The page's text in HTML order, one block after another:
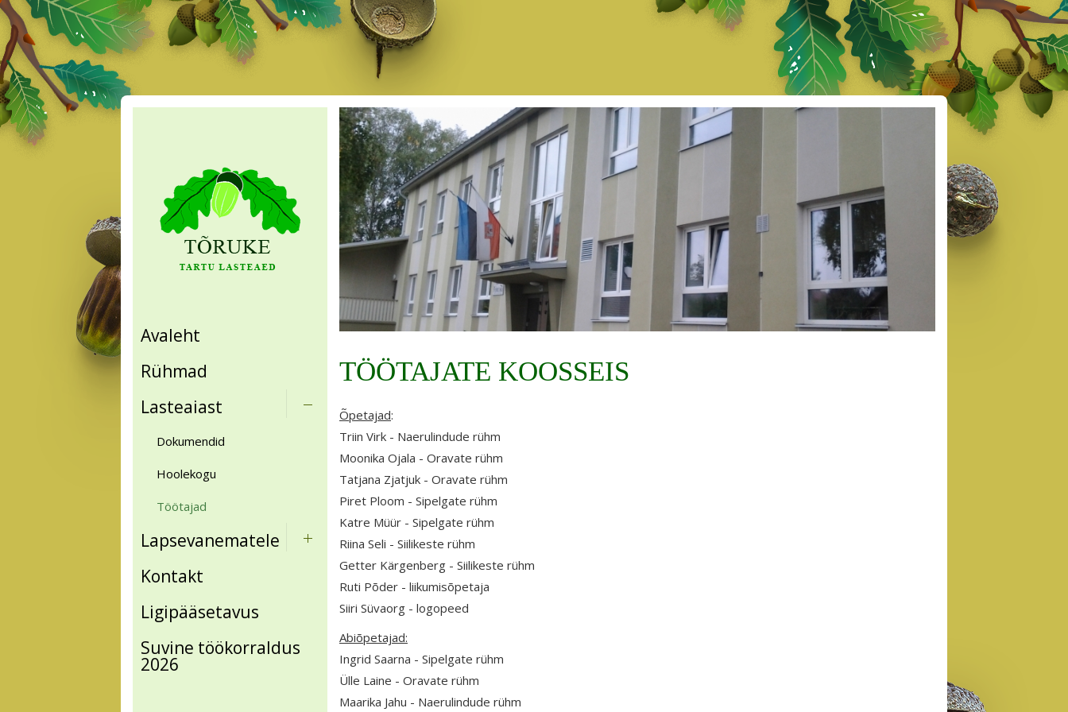
Avaleht
Rühmad
Lasteaiast
Dokumendid
Hoolekogu
Töötajad
Lapsevanematele
Kontakt
Ligipääsetavus
Suvine töökorraldus
2026
TÖÖTAJATE KOOSSEIS
Õpetajad:
Triin Virk - Naerulindude rühm
Moonika Ojala - Oravate rühm
Tatjana Zjatjuk - Oravate rühm
Piret Ploom - Sipelgate rühm
Katre Müür - Sipelgate rühm
Riina Seli - Siilikeste rühm
Getter Kärgenberg - Siilikeste rühm
Ruti Põder - liikumisõpetaja
Siiri Süvaorg - logopeed
Abiõpetajad:
Ingrid Saarna - Sipelgate rühm
Ülle Laine - Oravate rühm
Maarika Jahu - Naerulindude rühm